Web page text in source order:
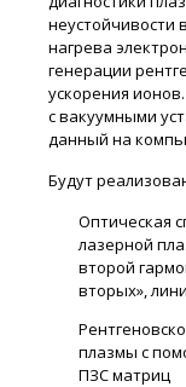
неустойчивости
нагрева
генерации
ускорения
с вакуумными
данный на
Будут
Оптическая
лазерной
второй
вторых»,
плазмы с
ПЗС матриц